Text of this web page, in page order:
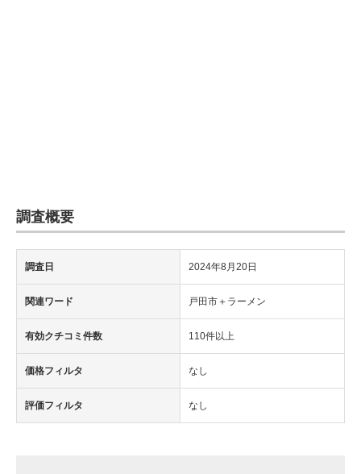
調査概要
調査日 2024年8月20日
関連ワード 戸田市＋ラーメン
有効クチコミ件数 110件以上
価格フィルタ なし
評価フィルタ なし